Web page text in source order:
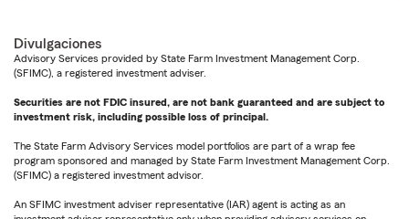
Divulgaciones
Advisory Services provided by State Farm Investment Management Corp.
(SFIMC), a registered investment adviser.
Securities are not FDIC insured, are not bank guaranteed and are subject to
investment risk, including possible loss of principal.
The State Farm Advisory Services model portfolios are part of a wrap fee
program sponsored and managed by State Farm Investment Management Corp.
(SFIMC) a registered investment advisor.
An SFIMC investment adviser representative (IAR) agent is acting as an